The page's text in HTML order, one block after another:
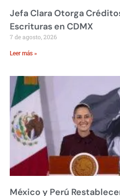
Jefa Clara Otorga
Escrituras en CDMX
7 de agosto, 2026
Leer más »
México y Perú